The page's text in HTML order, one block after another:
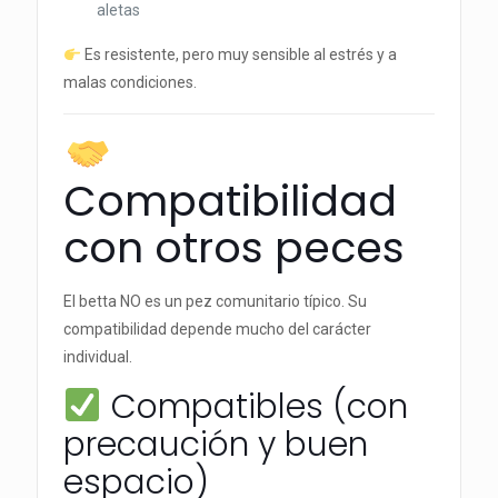
aletas
Es resistente, pero muy sensible al estrés y a
malas condiciones.
Compatibilidad
con otros peces
El betta NO es un pez comunitario típico. Su
compatibilidad depende mucho del carácter
individual.
Compatibles (con
precaución y buen
espacio)